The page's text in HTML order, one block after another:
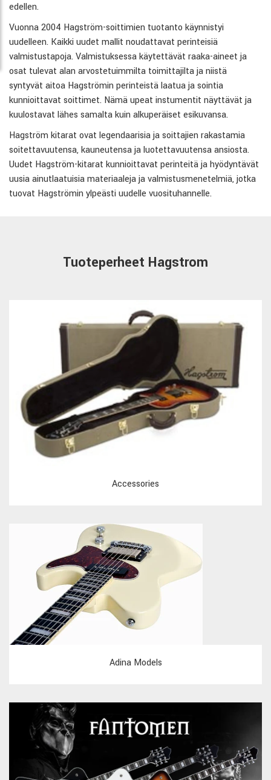
edellen.
Vuonna 2004 Hagström-soittimien tuotanto käynnistyi
uudelleen. Kaikki uudet mallit noudattavat perinteisiä
valmistustapoja. Valmistuksessa käytettävät raaka-aineet ja
osat tulevat alan arvostetuimmilta toimittajilta ja niistä
syntyvät aitoa Hagströmin perinteistä laatua ja sointia
kunnioittavat soittimet. Nämä upeat instumentit näyttävät ja
kuulostavat lähes samalta kuin alkuperäiset esikuvansa.
Hagström kitarat ovat legendaarisia ja soittajien rakastamia
soitettavuutensa, kauneutensa ja luotettavuutensa ansiosta.
Uudet Hagström-kitarat kunnioittavat perinteitä ja hyödyntävät
uusia ainutlaatuisia materiaaleja ja valmistusmenetelmiä, jotka
tuovat Hagströmin ylpeästi uudelle vuosituhannelle.
Tuoteperheet Hagstrom
Accessories
Adina Models